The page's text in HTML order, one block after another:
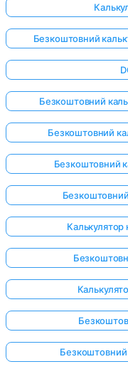
Безкоштовний
Безкоштовний
Безкоштовний
Безкоштовний
Калькулятор
Безкоштовний